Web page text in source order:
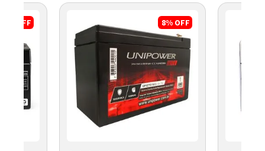
OFF 8% OFF